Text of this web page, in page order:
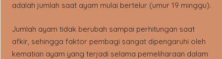
adalah jumlah saat ayam mulai bertelur (umur 19 minggu).
Jumlah ayam tidak berubah sampai perhitungan saat
afkir, sehingga faktor pembagi sangat dipengaruhi oleh
kematian ayam yang terjadi selama pemeliharaan dalam